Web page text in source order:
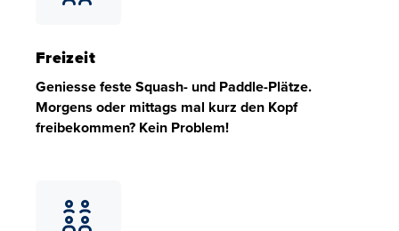
Freizeit
Geniesse feste Squash- und Paddle-Plätze.
Morgens oder mittags mal kurz den Kopf
freibekommen? Kein Problem!
Geniesse feste Squash- und Paddle-Plätze. Morgens